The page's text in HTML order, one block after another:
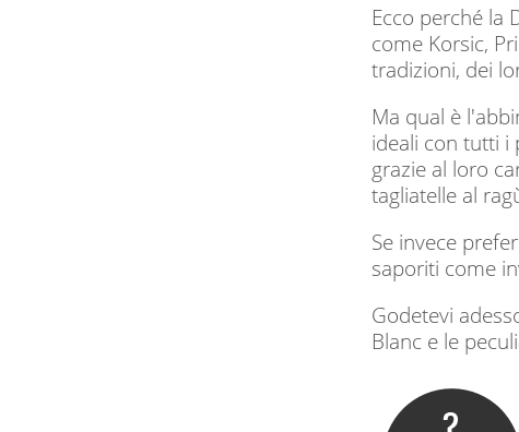
Ecco perché la
come Korsic,
tradizioni, dei
Ma qual è
ideali con tutti i
grazie al loro
tagliatelle al
Se invece
saporiti come
Godetevi
Blanc e le